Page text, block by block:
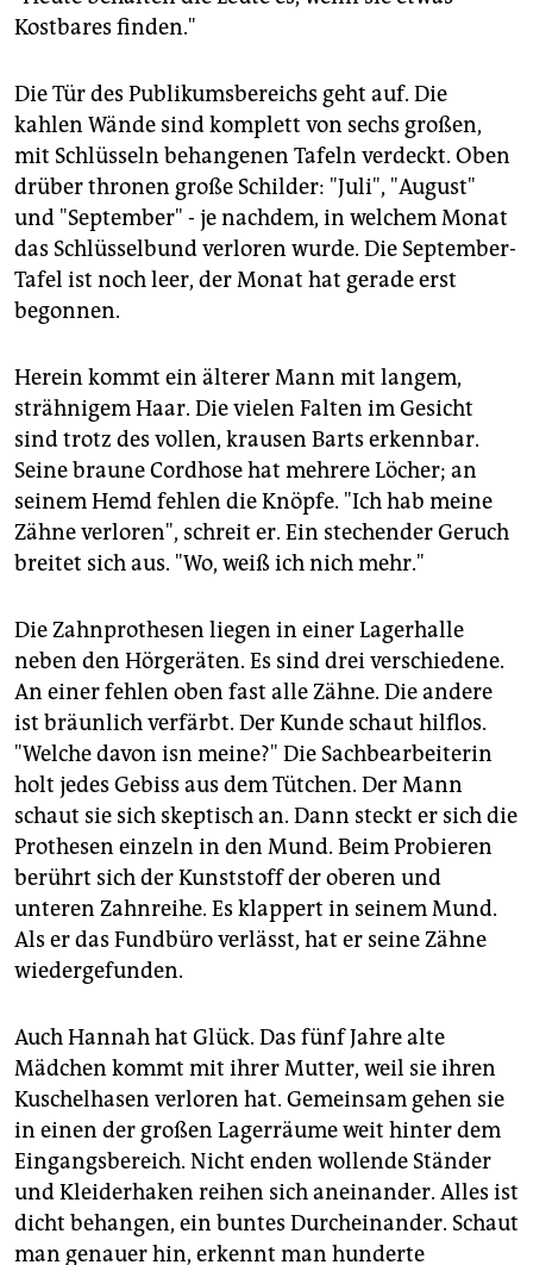
Kostbares finden."
Die Tür des Publikumsbereichs geht auf. Die
kahlen Wände sind komplett von sechs großen,
mit Schlüsseln behangenen Tafeln verdeckt. Oben
drüber thronen große Schilder: "Juli", "August"
und "September" - je nachdem, in welchem Monat
das Schlüsselbund verloren wurde. Die September-
Tafel ist noch leer, der Monat hat gerade erst
begonnen.
Herein kommt ein älterer Mann mit langem,
strähnigem Haar. Die vielen Falten im Gesicht
sind trotz des vollen, krausen Barts erkennbar.
Seine braune Cordhose hat mehrere Löcher; an
seinem Hemd fehlen die Knöpfe. "Ich hab meine
Zähne verloren", schreit er. Ein stechender Geruch
breitet sich aus. "Wo, weiß ich nich mehr."
Die Zahnprothesen liegen in einer Lagerhalle
neben den Hörgeräten. Es sind drei verschiedene.
An einer fehlen oben fast alle Zähne. Die andere
ist bräunlich verfärbt. Der Kunde schaut hilflos.
"Welche davon isn meine?" Die Sachbearbeiterin
holt jedes Gebiss aus dem Tütchen. Der Mann
schaut sie sich skeptisch an. Dann steckt er sich die
Prothesen einzeln in den Mund. Beim Probieren
berührt sich der Kunststoff der oberen und
unteren Zahnreihe. Es klappert in seinem Mund.
Als er das Fundbüro verlässt, hat er seine Zähne
wiedergefunden.
Auch Hannah hat Glück. Das fünf Jahre alte
Mädchen kommt mit ihrer Mutter, weil sie ihren
Kuschelhasen verloren hat. Gemeinsam gehen sie
in einen der großen Lagerräume weit hinter dem
Eingangsbereich. Nicht enden wollende Ständer
und Kleiderhaken reihen sich aneinander. Alles ist
dicht behangen, ein buntes Durcheinander. Schaut
man genauer hin, erkennt man hunderte